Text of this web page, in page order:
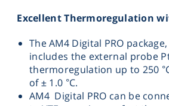
Excellent Thermoregulation
The AM4 Digital PRO package,
includes the external probe
thermoregulation up to 250
of ± 1.0 °C.
AM4 Digital PRO can be